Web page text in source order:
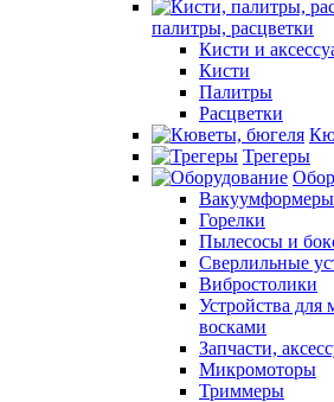
палитры, расцветки
Кисти и
Кисти
Палитры
Расцветки
Трегеры
Вакуумформеры
Горелки
Пылесосы и
Сверлильные
Вибростолики
Устройства для
восками
Запчасти,
Микромоторы
Триммеры